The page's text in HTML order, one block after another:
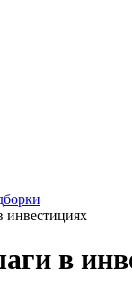
инвестициях
в